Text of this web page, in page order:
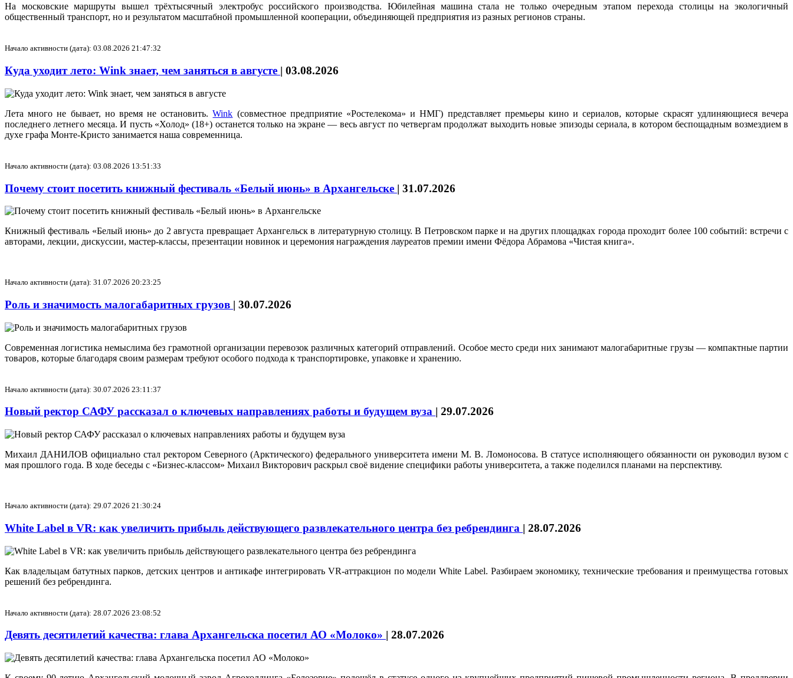
На московские маршруты вышел трёхтысячный электробус российского производства. Юбилейная машина стала не только очередным этапом перехода столицы на экологичный
общественный транспорт, но и результатом масштабной промышленной кооперации, объединяющей предприятия из разных регионов страны.
Начало активности (дата): 03.08.2026 21:47:32
Куда уходит лето: Wink знает, чем заняться в августе | 03.08.2026
Лета много не бывает, но время не остановить.Wink (совместное предприятие «Ростелекома» и НМГ) представляет премьеры кино и сериалов, которые скрасят удлиняющиеся вечера
последнего летнего месяца. И пусть «Холод» (18+) останется только на экране — весь август по четвергам продолжат выходить новые эпизоды сериала, в котором беспощадным возмездием в
духе графа Монте-Кристо занимается наша современница.
Начало активности (дата): 03.08.2026 13:51:33
Почему стоит посетить книжный фестиваль «Белый июнь» в Архангельске | 31.07.2026
Книжный фестиваль «Белый июнь» до 2 августа превращает Архангельск в литературную столицу. В Петровском парке и на других площадках города проходит более 100 событий: встречи с
авторами, лекции, дискуссии, мастер‑классы, презентации новинок и церемония награждения лауреатов премии имени Фёдора Абрамова «Чистая книга».
Начало активности (дата): 31.07.2026 20:23:25
Роль и значимость малогабаритных грузов | 30.07.2026
Современная логистика немыслима без грамотной организации перевозок различных категорий отправлений. Особое место среди них занимают малогабаритные грузы — компактные партии
товаров, которые благодаря своим размерам требуют особого подхода к транспортировке, упаковке и хранению.
Начало активности (дата): 30.07.2026 23:11:37
Новый ректор САФУ рассказал о ключевых направлениях работы и будущем вуза | 29.07.2026
Михаил ДАНИЛОВ официально стал ректором Северного (Арктического) федерального университета имени М. В. Ломоносова. В статусе исполняющего обязанности он руководил вузом с
мая прошлого года. В ходе беседы с «Бизнес-классом» Михаил Викторович раскрыл своё видение специфики работы университета, а также поделился планами на перспективу.
Начало активности (дата): 29.07.2026 21:30:24
White Label в VR: как увеличить прибыль действующего развлекательного центра без ребрендинга | 28.07.2026
Как владельцам батутных парков, детских центров и антикафе интегрировать VR-аттракцион по модели White Label. Разбираем экономику, технические требования и преимущества готовых
решений без ребрендинга.
Начало активности (дата): 28.07.2026 23:08:52
Девять десятилетий качества: глава Архангельска посетил АО «Молоко» | 28.07.2026